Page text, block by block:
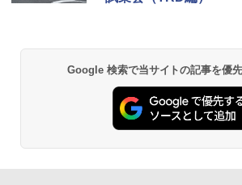
Google 検索で当サイトの記事を優